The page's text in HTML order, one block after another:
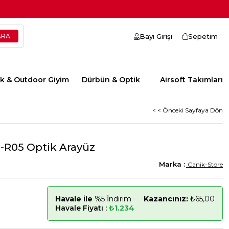
& Outdoor Giyim Dürbün & Optik Airsoft Takımları
Sepetim
Bayi Girişi
< < Önceki Sayfaya Dön
R05 Optik Arayüz
Canik-Store
Havale ile %5 İndirim Kazancınız: ₺65,00
Havale Fiyatı : ₺1.234